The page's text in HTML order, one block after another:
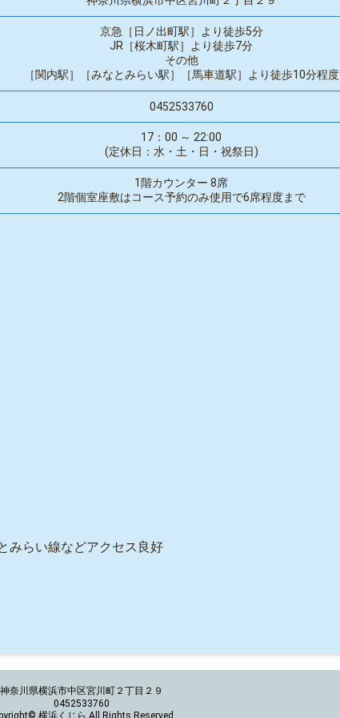
京急［日ノ出町駅］より徒歩5分
JR［桜木町駅］より徒歩7分
その他
［関内駅］［みなとみらい駅］［馬車道駅］より徒歩10分程度
0452533760
17：00 ～ 22:00
(定休日：水・土・日・祝祭日)
1階カウンター 8席
2階個室座敷はコース予約のみ使用で6席程度まで
みらい線などアクセス良好
神奈川県横浜市中区宮川町２丁目２９
0452533760
横浜くじら All Rights Reserved.